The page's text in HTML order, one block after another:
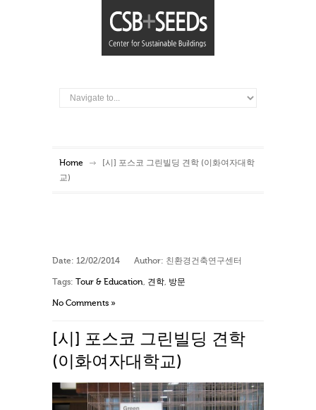
Home
[시] 포스코 그린빌딩 견학 (이화여자대학
교)
Date: 12/02/2014 Author: 친환경건축연구센터
Tags: Tour & Education, 견학, 방문
No Comments »
[시] 포스코 그린빌딩 견학
(이화여자대학교)